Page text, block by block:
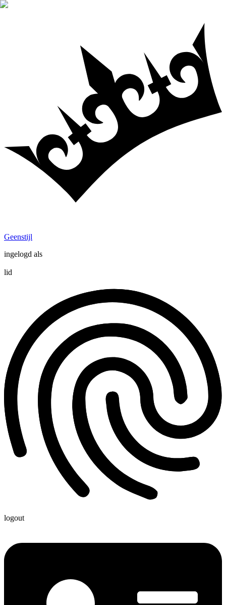
Geenstijl
ingelogd als
lid
logout